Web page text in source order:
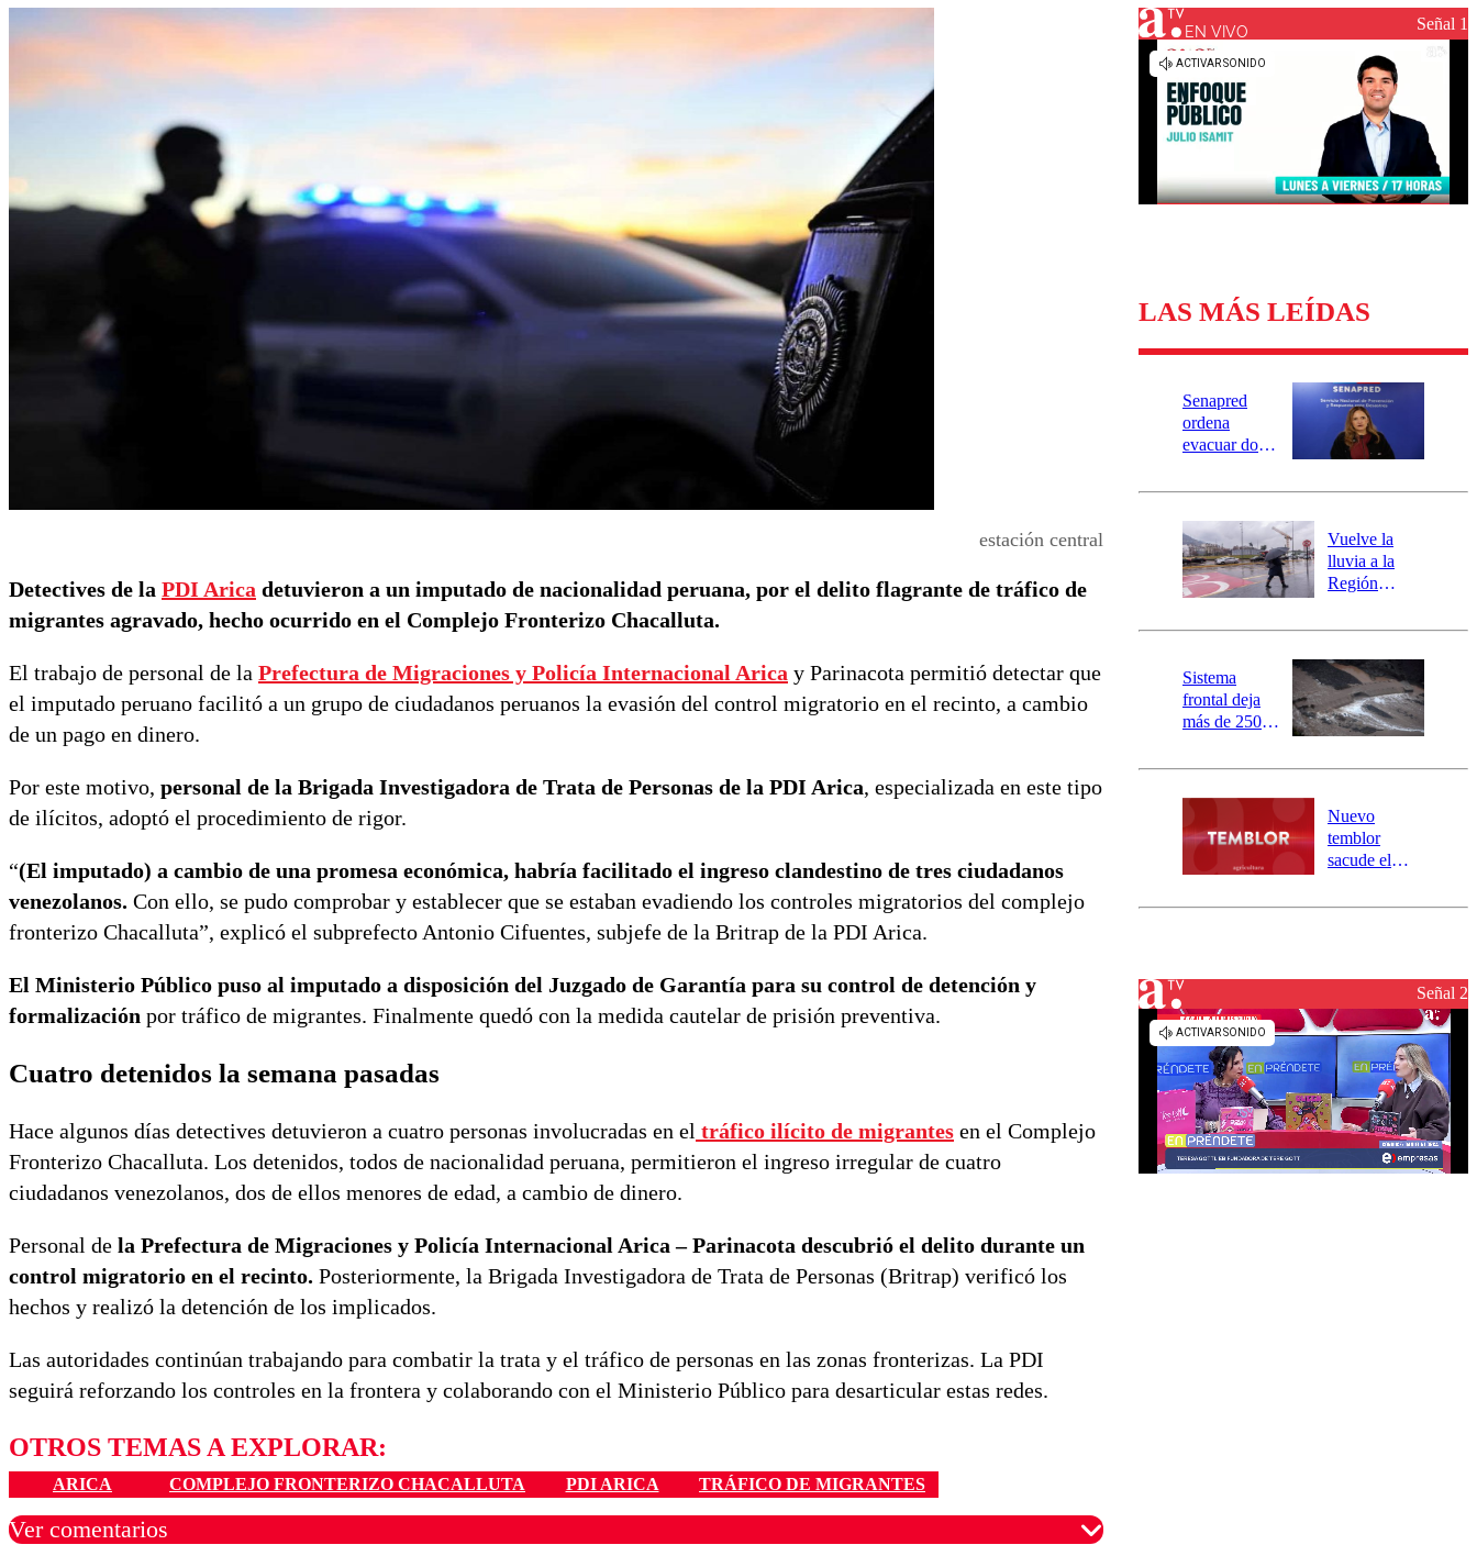
Universidad de Chile
Sustentabilidad
estación central
Detectives de la PDI Arica detuvieron a un imputado de nacionalidad peruana, por el delito flagrante de tráfico de
migrantes agravado, hecho ocurrido en el Complejo Fronterizo Chacalluta.
El trabajo de personal de la Prefectura de Migraciones y Policía Internacional Arica y Parinacota permitió detectar que
el imputado peruano facilitó a un grupo de ciudadanos peruanos la evasión del control migratorio en el recinto, a cambio
de un pago en dinero.
Por este motivo, personal de la Brigada Investigadora de Trata de Personas de la PDI Arica, especializada en este tipo
de ilícitos, adoptó el procedimiento de rigor.
“(El imputado) a cambio de una promesa económica, habría facilitado el ingreso clandestino de tres ciudadanos
venezolanos. Con ello, se pudo comprobar y establecer que se estaban evadiendo los controles migratorios del complejo
fronterizo Chacalluta”, explicó el subprefecto Antonio Cifuentes, subjefe de la Britrap de la PDI Arica.
El Ministerio Público puso al imputado a disposición del Juzgado de Garantía para su control de detención y
formalización por tráfico de migrantes. Finalmente quedó con la medida cautelar de prisión preventiva.
Cuatro detenidos la semana pasadas
Hace algunos días detectives detuvieron a cuatro personas involucradas en el tráfico ilícito de migrantes en el Complejo
Fronterizo Chacalluta. Los detenidos, todos de nacionalidad peruana, permitieron el ingreso irregular de cuatro
ciudadanos venezolanos, dos de ellos menores de edad, a cambio de dinero.
Personal de la Prefectura de Migraciones y Policía Internacional Arica – Parinacota descubrió el delito durante un
control migratorio en el recinto. Posteriormente, la Brigada Investigadora de Trata de Personas (Britrap) verificó los
hechos y realizó la detención de los implicados.
Las autoridades continúan trabajando para combatir la trata y el tráfico de personas en las zonas fronterizas. La PDI
seguirá reforzando los controles en la frontera y colaborando con el Ministerio Público para desarticular estas redes.
OTROS TEMAS A EXPLORAR:
ARICA COMPLEJO FRONTERIZO CHACALLUTA PDI ARICA TRÁFICO DE MIGRANTES
Ver comentarios
EN VIVO Señal 1
LAS MÁS LEÍDAS
Senapred
ordena
evacuar dos
Carahue por
río Damas:
activa
mensajería
SAE
Vuelve la
lluvia a la
Región
este es el
la DMC para
este viernes
Sistema
frontal deja
más de 250
y 317
aisladas entre
Valparaíso y
Los Ríos
Nuevo
temblor
sacude el
revisa la
Señal 2